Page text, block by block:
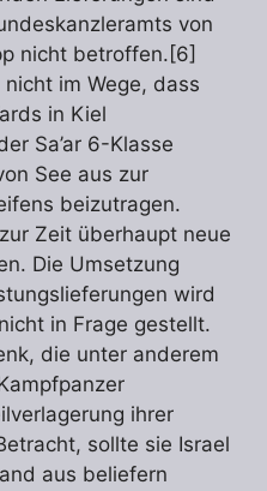
von
nicht betroffen.[6]
im Wege, dass
in Kiel
Sa’ar 6-Klasse
See aus zur
beizutragen.
Zeit überhaupt neue
Die Umsetzung
wird
in Frage gestellt.
die unter anderem
ihrer
sollte sie Israel
aus beliefern